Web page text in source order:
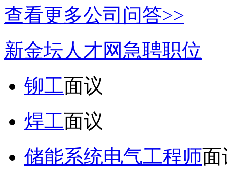
查看更多公司问答>>
新金坛人才网急聘职位
铆工面议
焊工面议
储能系统电气工程师面